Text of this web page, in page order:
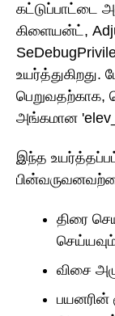
கட்டுப்பாட்டை
கிளையன்ட்,
உயர்த்துகிறது.
பெறுவதற்காக,
அங்கமான
இந்த
திரை
விசை
பயனரின்